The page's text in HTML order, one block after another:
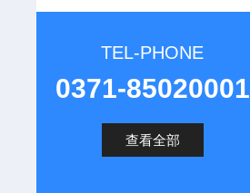
TEL-PHONE
0371-85020001
查看全部